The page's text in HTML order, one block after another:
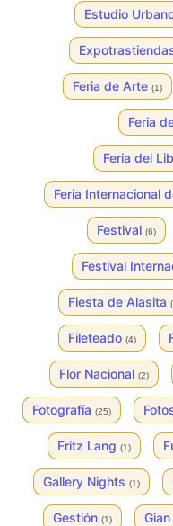
Estudio
Feria de Arte (1)
Feria
Feria del
Feria Internacional
Festival (6)
Festival
Fiesta de Alasita
Fileteado (4)
Flor Nacional (2)
Fotografía (25)
Fritz Lang (1)
Gallery Nights (1)
Gestión (1)